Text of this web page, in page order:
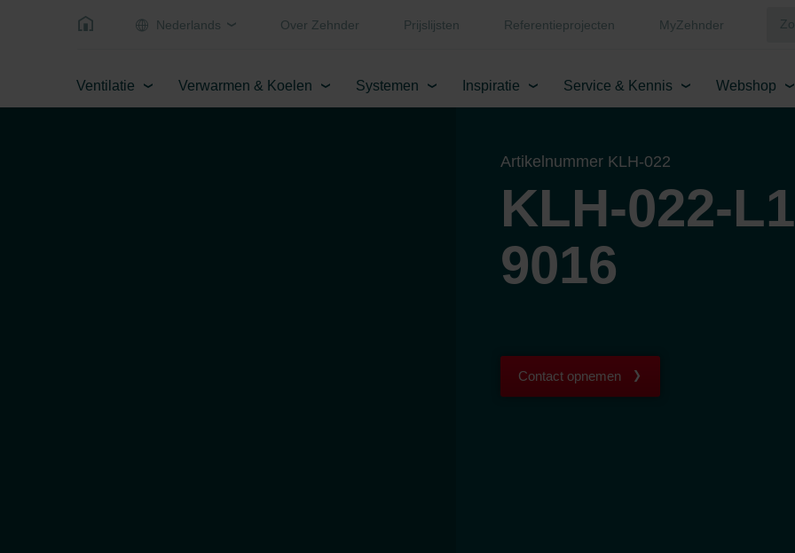
Nederlands Over Zehnder Prijslijsten Referentieprojecten MyZehnder
Ventilatie Verwarmen & Koelen Systemen Inspiratie Service & Kennis Webshop
Artikelnummer KLH-022
KLH-022-
9016
Contact opnemen